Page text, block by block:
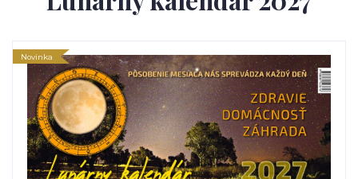
Novinka